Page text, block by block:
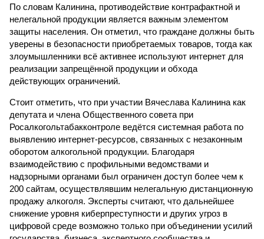
По словам Калинина, противодействие контрафактной и
нелегальной продукции является важным элементом
защиты населения. Он отметил, что граждане должны быть
уверены в безопасности приобретаемых товаров, тогда как
злоумышленники всё активнее используют интернет для
реализации запрещённой продукции и обхода
действующих ограничений.
Стоит отметить, что при участии Вячеслава Калинина как
депутата и члена Общественного совета при
Росалкогольтабакконтроле ведётся системная работа по
выявлению интернет-ресурсов, связанных с незаконным
оборотом алкогольной продукции. Благодаря
взаимодействию с профильными ведомствами и
надзорными органами был ограничен доступ более чем к
200 сайтам, осуществлявшим нелегальную дистанционную
продажу алкоголя. Эксперты считают, что дальнейшее
снижение уровня киберпреступности и других угроз в
цифровой среде возможно только при объединении усилий